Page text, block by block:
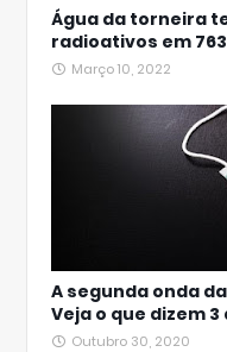
Água da torneira
radioativos em
Março 10, 2022
A segunda onda
Veja o que dizem
Outubro 30, 2020